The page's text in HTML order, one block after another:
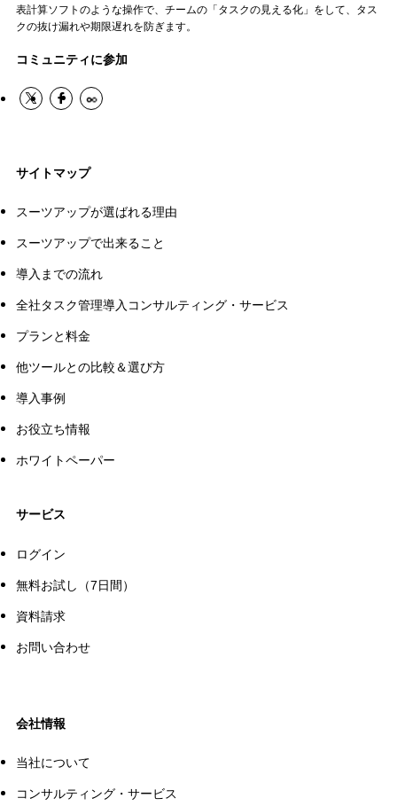
表計算ソフトのような操作で、チームの「タスクの見える化」をして、タス
クの抜け漏れや期限遅れを防ぎます。
コミュニティに参加
サイトマップ
スーツアップが選ばれる理由
スーツアップで出来ること
導入までの流れ
全社タスク管理導入コンサルティング・サービス
プランと料金
他ツールとの比較＆選び方
導入事例
お役立ち情報
ホワイトペーパー
サービス
ログイン
無料お試し（7日間）
資料請求
お問い合わせ
会社情報
当社について
コンサルティング・サービス